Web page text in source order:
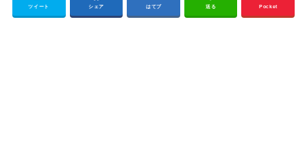
ツイート シェア はてブ 送る Pocket